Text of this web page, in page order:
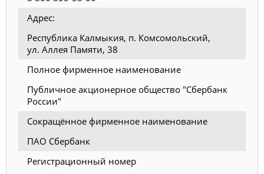
Адрес:
Республика Калмыкия, п. Комсомольский,
ул. Аллея Памяти, 38
Полное фирменное наименование
Публичное акционерное общество "Сбербанк
России"
Сокращённое фирменное наименование
ПАО Сбербанк
Регистрационный номер